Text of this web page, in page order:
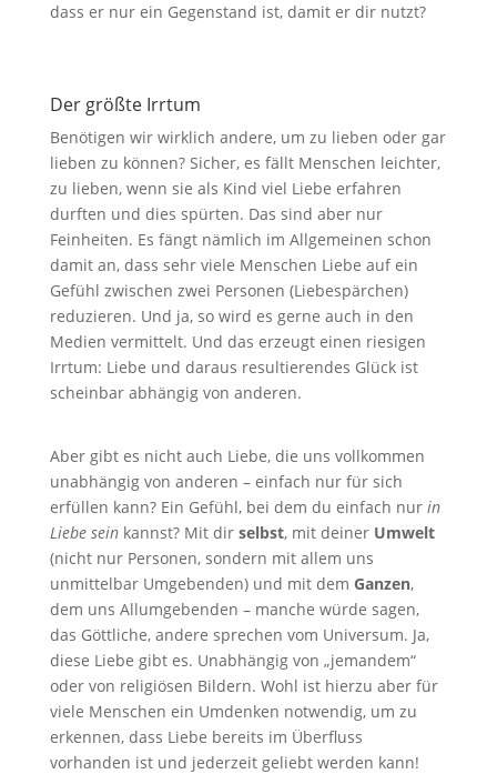
dass er nur ein Gegenstand ist, damit er dir nutzt?
Der größte Irrtum
Benötigen wir wirklich andere, um zu lieben oder gar
lieben zu können? Sicher, es fällt Menschen leichter,
zu lieben, wenn sie als Kind viel Liebe erfahren
durften und dies spürten. Das sind aber nur
Feinheiten. Es fängt nämlich im Allgemeinen schon
damit an, dass sehr viele Menschen Liebe auf ein
Gefühl zwischen zwei Personen (Liebespärchen)
reduzieren. Und ja, so wird es gerne auch in den
Medien vermittelt. Und das erzeugt einen riesigen
Irrtum: Liebe und daraus resultierendes Glück ist
scheinbar abhängig von anderen.
Aber gibt es nicht auch Liebe, die uns vollkommen
unabhängig von anderen – einfach nur für sich
erfüllen kann? Ein Gefühl, bei dem du einfach nur in
Liebe seinkannst? Mit dir selbst, mit deiner Umwelt
(nicht nur Personen, sondern mit allem uns
unmittelbar Umgebenden) und mit dem Ganzen,
dem uns Allumgebenden – manche würde sagen,
das Göttliche, andere sprechen vom Universum. Ja,
diese Liebe gibt es. Unabhängig von „jemandem“
oder von religiösen Bildern. Wohl ist hierzu aber für
viele Menschen ein Umdenken notwendig, um zu
erkennen, dass Liebe bereits im Überfluss
vorhanden ist und jederzeit geliebt werden kann!